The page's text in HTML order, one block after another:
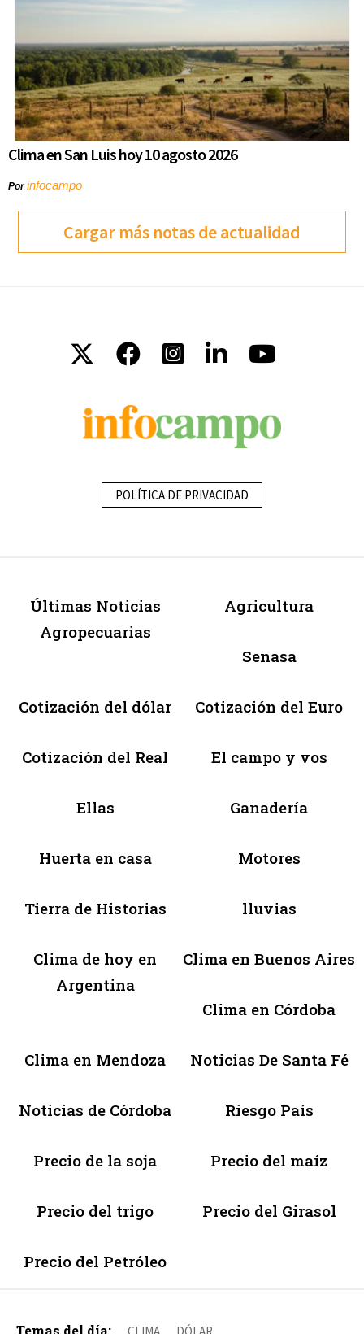
Clima en San Luis hoy 10 agosto 2026
Porinfocampo
Cargar más notas de actualidad
POLÍTICA DE PRIVACIDAD
Últimas Noticias
Agropecuarias
Agricultura
Senasa
Cotización del dólar Cotización del Euro
Cotización del Real El campo y vos
Ellas Ganadería
Huerta en casa Motores
Tierra de Historias lluvias
Clima de hoy en
Argentina
Clima en Buenos Aires
Clima en Córdoba
Clima en Mendoza Noticias De Santa Fé
Noticias de Córdoba Riesgo País
Precio de la soja Precio del maíz
Precio del trigo Precio del Girasol
Precio del Petróleo
Temas del día: CLIMA DÓLAR